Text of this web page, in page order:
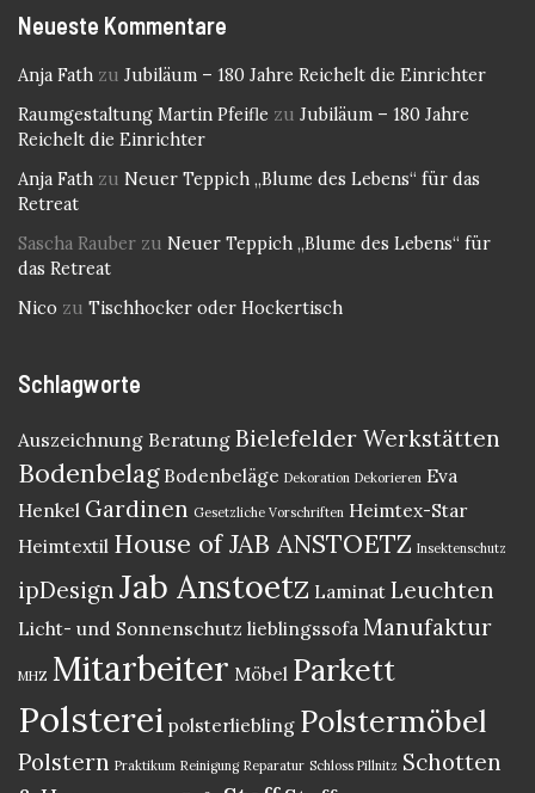
Neueste Kommentare
Anja Fath zu Jubiläum – 180 Jahre Reichelt die Einrichter
Raumgestaltung Martin Pfeifle zu Jubiläum – 180 Jahre
Reichelt die Einrichter
Anja Fath zu Neuer Teppich „Blume des Lebens“ für das
Retreat
Sascha Rauber zu Neuer Teppich „Blume des Lebens“ für
das Retreat
Nico zu Tischhocker oder Hockertisch
Schlagworte
Auszeichnung Beratung Bielefelder Werkstätten
Bodenbelag Bodenbeläge Dekoration Dekorieren Eva
Henkel Gardinen Gesetzliche Vorschriften Heimtex-Star
Heimtextil House of JAB ANSTOETZ Insektenschutz
ipDesign Jab Anstoetz Laminat Leuchten
Licht- und Sonnenschutz lieblingssofa Manufaktur
MHZ Mitarbeiter Möbel Parkett
Polsterei polsterliebling Polstermöbel
Polstern Praktikum Reinigung Reparatur Schloss Pillnitz Schotten